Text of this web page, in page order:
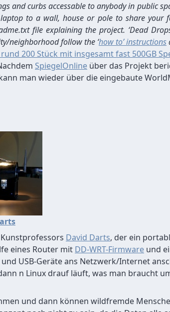
and curbs accessable to anybody in public
to a wall, house or pole to share your
file explaining the project. ‘Dead
neighborhood follow the ‘how to’ instructions
200 Stück mit insgesamt fast 500GB
SpiegelOnline über das Projekt
man wieder über die eingebaute
David Darts, der ein
eines Router mit DD-WRT-Firmware und
USB-Geräte ans Netzwerk/Internet
n Linux drauf läuft, was man braucht
und dann können wildfremde